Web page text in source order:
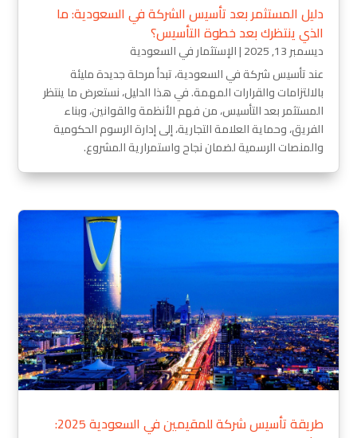
دليل المستثمر بعد تأسيس الشركة في السعودية: ما
الذي ينتظرك بعد خطوة التأسيس؟
ديسمبر 13, 2025 |الإستثمار في السعودية
عند تأسيس شركة في السعودية، تبدأ مرحلة جديدة مليئة
بالالتزامات والقرارات المهمة. في هذا الدليل، نستعرض ما ينتظر
المستثمر بعد التأسيس، من فهم الأنظمة والقوانين، وبناء
الفريق، وحماية العلامة التجارية، إلى إدارة الرسوم الحكومية
والمنصات الرسمية لضمان نجاح واستمرارية المشروع.
طريقة تأسيس شركة للمقيمين في السعودية 2025: